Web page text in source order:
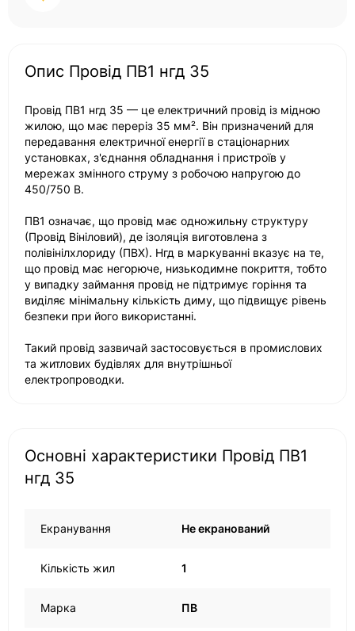
Опис Провід ПВ1 нгд 35
Провід ПВ1 нгд 35 — це електричний провід із мідною
жилою, що має переріз 35 мм². Він призначений для
передавання електричної енергії в стаціонарних
установках, з'єднання обладнання і пристроїв у
мережах змінного струму з робочою напругою до
450/750 В.
ПВ1 означає, що провід має одножильну структуру
(Провід Вініловий), де ізоляція виготовлена з
полівінілхлориду (ПВХ). Нгд в маркуванні вказує на те,
що провід має негорюче, низькодимне покриття, тобто
у випадку займання провід не підтримує горіння та
виділяє мінімальну кількість диму, що підвищує рівень
безпеки при його використанні.
Такий провід зазвичай застосовується в промислових
та житлових будівлях для внутрішньої
електропроводки.
Основні характеристики Провід ПВ1
нгд 35
Екранування Не екранований
Кількість жил 1
Марка ПВ